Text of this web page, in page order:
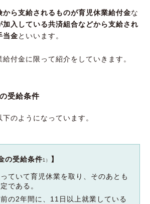
から支給されるものが育児休業給付金な
加入している共済組合などから支給され
当金といいます。
付金に限って紹介をしていきます。
受給条件
のようになっています。
の受給条件1） 】
ていて育児休業を取り、そのあとも
である。
の2年間に、11日以上就業している